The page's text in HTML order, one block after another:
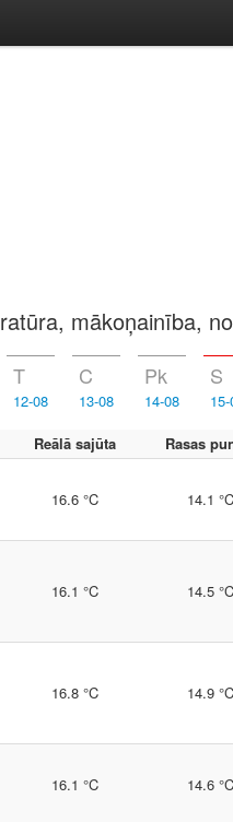
mākoņainība,
T
12-08
C
13-08
Pk
14-08
S
Reālā sajūta Rasas
16.6 °C 14.1 °C
16.1 °C 14.5 °C
16.8 °C 14.9 °C
16.1 °C 14.6 °C